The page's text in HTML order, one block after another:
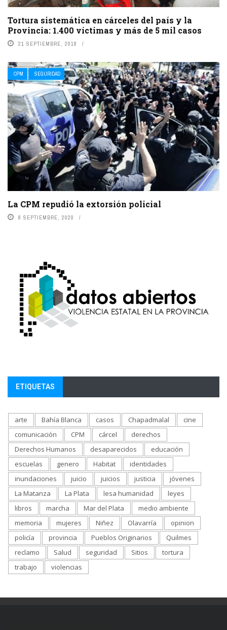
Tortura sistemática en cárceles del país y la
Provincia: 1.400 víctimas y más de 5 mil casos
21 SEPTIEMBRE, 2018
CPM SEGURIDAD
La CPM repudió la extorsión policial
8 SEPTIEMBRE, 2020
ETIQUETAS
arte Bahía Blanca casos Chapadmalal
cine
comunicación
CPM cárcel
derechos
Derechos Humanos
desaparecidos
educación
escuelas
genero Habitat
identidades
inundaciones
juicio juicios justicia
jóvenes
La Matanza
La Plata lesa humanidad
leyes
libros
marcha Mar del Plata
medio ambiente
memoria
mujeres Niñez Olavarría
opinion
policía
provincia Pueblos Originarios
Quilmes
reclamo
Salud seguridad Sitios
tortura
trabajo
violencias